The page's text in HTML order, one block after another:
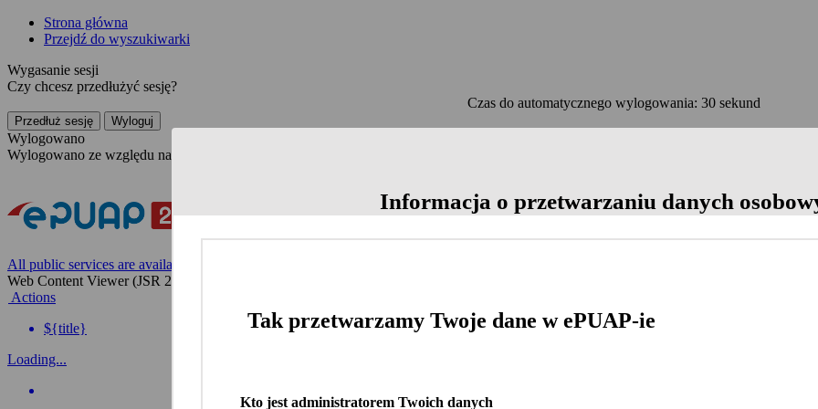
Strona główna
Przejdź do wyszukiwarki
Wygasanie sesji
Czy chcesz przedłużyć sesję?
Czas do automatycznego wylogowania: 30 sekund
Przedłuż sesję Wyloguj
Wylogowano
Wylogowano ze względu na nieaktywność
All public services are available on the Polish website
Informacja o przetwarzaniu danych
Tak przetwarzamy Twoje dane w ePUAP-ie
Kto jest administratorem Twoich danych
Web Content Viewer (JSR 286)
Actions
${title}
Loading...